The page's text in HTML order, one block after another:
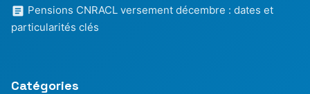
Pensions CNRACL versement décembre : dates et
particularités clés
Catégories